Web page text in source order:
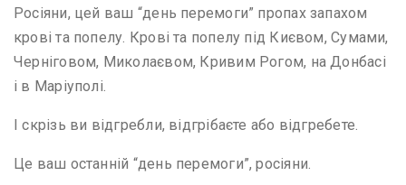
Росіяни, цей ваш “день перемоги” пропах запахом
крові та попелу. Крові та попелу під Києвом, Сумами,
Черніговом, Миколаєвом, Кривим Рогом, на Донбасі
і в Маріуполі.
І скрізь ви відгребли, відгрібаєте або відгребете.
Це ваш останній “день перемоги”, росіяни.